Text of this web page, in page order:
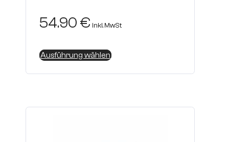
54.90 € inkl. MwSt
Ausführung wählenDieses
weist